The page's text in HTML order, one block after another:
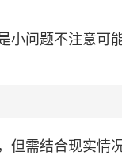
小问题不注意可
但需结合现实情